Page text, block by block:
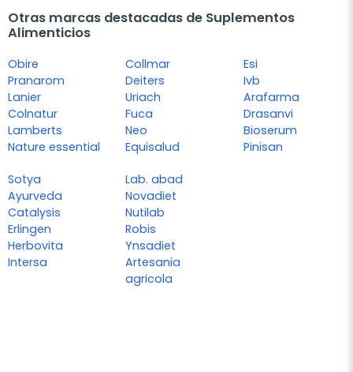
Otras marcas destacadas de Suplementos
Alimenticios
Obire
Pranarom
Lanier
Colnatur
Lamberts
Nature essential
Collmar
Deiters
Uriach
Fuca
Neo
Equisalud
Esi
Ivb
Arafarma
Drasanvi
Bioserum
Pinisan
Sotya
Ayurveda
Catalysis
Erlingen
Herbovita
Intersa
Lab. abad
Novadiet
Nutilab
Robis
Ynsadiet
Artesania
agricola